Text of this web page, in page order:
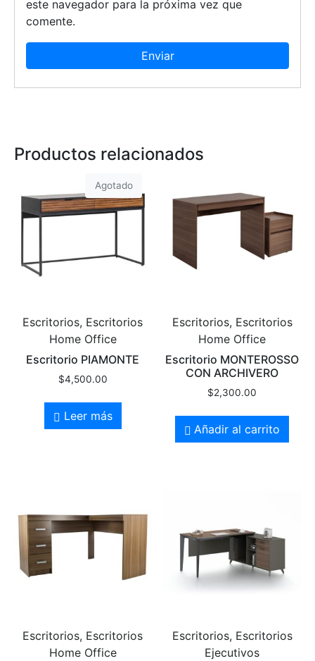
este navegador para la próxima vez que
comente.
Productos relacionados
Agotado
Escritorios, Escritorios
Home Office
Escritorio PIAMONTE
$4,500.00
Leer más
Escritorios, Escritorios
Home Office
Escritorio MONTEROSSO
CON ARCHIVERO
$2,300.00
Añadir al carrito
Escritorios, Escritorios
Home Office
Escritorios, Escritorios
Ejecutivos